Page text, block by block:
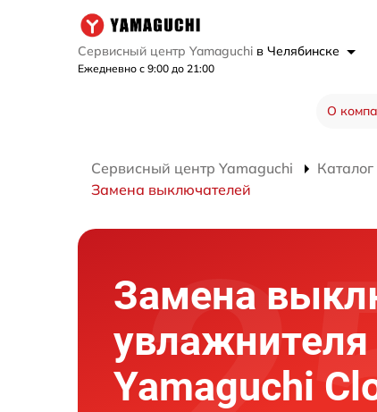
Сервисный центр Yamaguchi в Челябинске
Ежедневно с 9:00 до 21:00
О
Сервисный центр Yamaguchi Каталог
Замена выключателей
Замена
увлажнителя
Yamaguchi